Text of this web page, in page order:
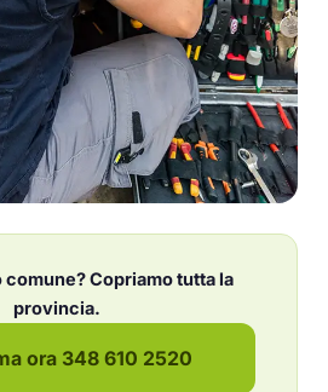
comune? Copriamo tutta la
provincia.
ora 348 610 2520